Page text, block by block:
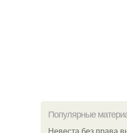
Популярные
Невеста без права